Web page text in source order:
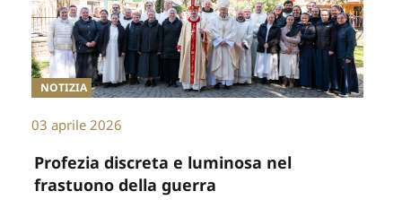
NOTIZIA
03 aprile 2026
Profezia discreta e luminosa nel
frastuono della guerra